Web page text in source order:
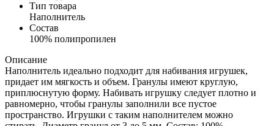
Тип товара
Наполнитель
Состав
100% полипропилен
Описание
Наполнитель идеально подходит для набивания игрушек,
придает им мягкость и объем. Гранулы имеют круглую,
приплюснутую форму. Набивать игрушку следует плотно и
равномерно, чтобы гранулы заполнили все пустое
пространство. Игрушки с таким наполнителем можно